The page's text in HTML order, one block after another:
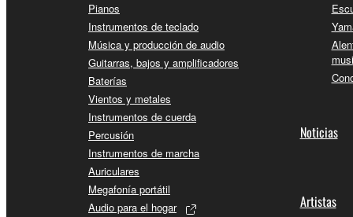
Pianos
Instrumentos de teclado
Música y producción de audio
Guitarras, bajos y amplificadores
Baterías
Vientos y metales
Instrumentos de cuerda
Percusión
Instrumentos de marcha
Auriculares
Megafonía portátil
Audio para el hogar
Noticias
Artistas